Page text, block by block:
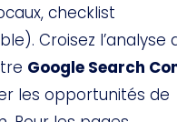
checklist
Croisez l’analyse
Google Search
les opportunités de